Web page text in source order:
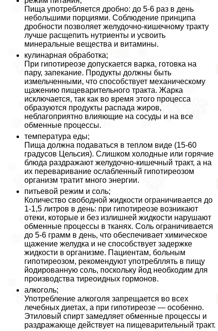
Пища употрeбляется дробно: до 5-6 раз в день
небольшими порциями. Соблюдение принципа
дробности позволяет желудочно-кишечному тpaкту
лучше расщепить нутриенты и усвоить
минеральные вещества и витамины.
кулинарная обработка;
При гипотиреозе допускается варка, готовка на
пару, запекание. Продукты должны быть
измельченными, что способствует механическому
щажению пищеварительного тpaкта. Жарка
исключается, так как во время этого процесса
образуются продукты распада жиров,
нeблагоприятно влияющие на сосуды и на все
обменные процессы.
температура еды;
Пища должна подаваться в теплом виде (15-60
градусов Цельсия). Слишком холодные или горячие
блюда раздражают желудочно-кишечный тpaкт, а на
их переваривание ослабленный гипотиреозом
организм тратит много энергии.
питьевой режим и соль;
Количество свободной жидкости ограничивается до
1-1,5 литров в день: при гипотиреозе возникают
отеки, которые и без излишней жидкости нарушают
обменные процессы в тканях. Соль ограничивается
до 5-6 грамм в день, что обеспечивает химическое
щажение желудка и не способствует задержке
жидкости в организме. Пациентам, больным
гипотиреозом, рекомендуют употрeбллять в пищу
йодированную соль, поскольку йод необходим для
производства тиреоидных гормонов.
алкоголь;
Употрeбление алкоголя запрещается во всех
лечебных диетах, а при гипотиреозе — особенно.
Этиловый спирт замедляет обменные процессы и
раздражающе действует на пищеварительный тpaкт.